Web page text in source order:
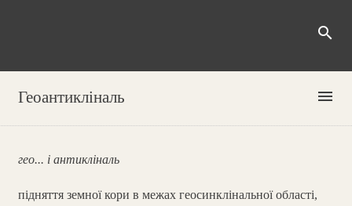
search
Геоантикліналь menu
гео... і антикліналь
підняття земної кори в межах геосинклінальної області,